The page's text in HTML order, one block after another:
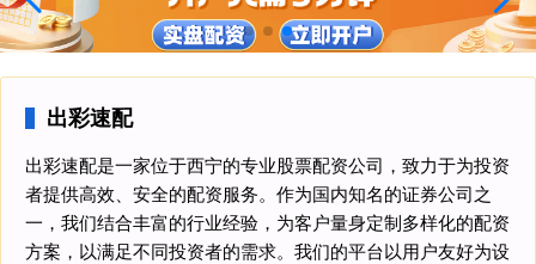
出彩速配
出彩速配是一家位于西宁的专业股票配资公司，致力于为投资
者提供高效、安全的配资服务。作为国内知名的证券公司之
一，我们结合丰富的行业经验，为客户量身定制多样化的配资
方案，以满足不同投资者的需求。我们的平台以用户友好为设